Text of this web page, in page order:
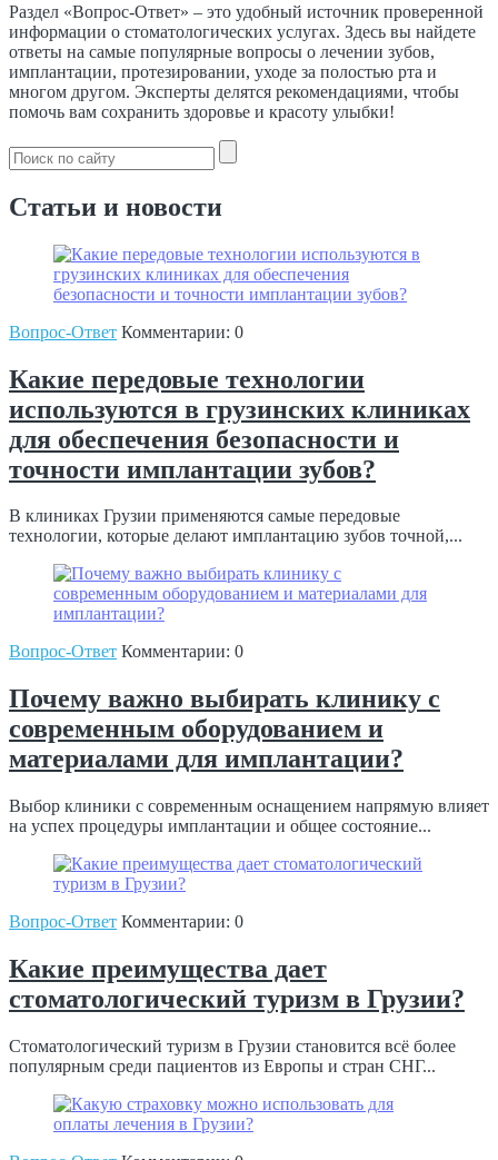
Раздел «Вопрос-Ответ» – это удобный источник проверенной
информации о стоматологических услугах. Здесь вы найдете
ответы на самые популярные вопросы о лечении зубов,
имплантации, протезировании, уходе за полостью рта и
многом другом. Эксперты делятся рекомендациями, чтобы
помочь вам сохранить здоровье и красоту улыбки!
Статьи и новости
Вопрос-Ответ Комментарии: 0
Какие передовые технологии
используются в грузинских клиниках
для обеспечения безопасности и
точности имплантации зубов?
В клиниках Грузии применяются самые передовые
технологии, которые делают имплантацию зубов точной,...
Вопрос-Ответ Комментарии: 0
Почему важно выбирать клинику с
современным оборудованием и
материалами для имплантации?
Выбор клиники с современным оснащением напрямую влияет
на успех процедуры имплантации и общее состояние...
Вопрос-Ответ Комментарии: 0
Какие преимущества дает
стоматологический туризм в Грузии?
Стоматологический туризм в Грузии становится всё более
популярным среди пациентов из Европы и стран СНГ...